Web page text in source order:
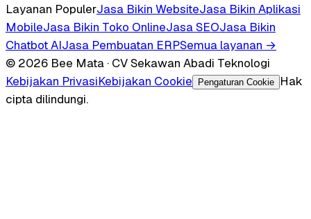
Layanan PopulerJasa Bikin WebsiteJasa Bikin Aplikasi
MobileJasa Bikin Toko OnlineJasa SEOJasa Bikin
Chatbot AIJasa Pembuatan ERPSemua layanan →
© 2026 Bee Mata · CV Sekawan Abadi Teknologi
Kebijakan PrivasiKebijakan Cookie Pengaturan Cookie
Hak
cipta dilindungi.